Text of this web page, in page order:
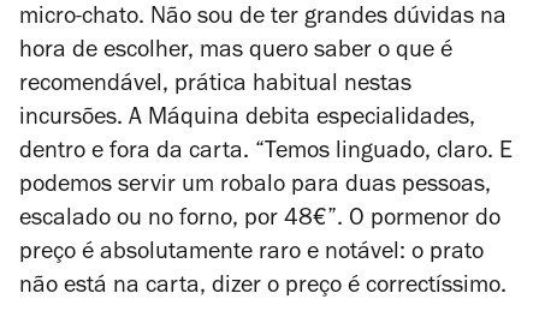
micro-chato. Não sou de ter grandes dúvidas na
hora de escolher, mas quero saber o que é
recomendável, prática habitual nestas
incursões. A Máquina debita especialidades,
dentro e fora da carta. “Temos linguado, claro. E
podemos servir um robalo para duas pessoas,
escalado ou no forno, por 48€”. O pormenor do
preço é absolutamente raro e notável: o prato
não está na carta, dizer o preço é correctíssimo.